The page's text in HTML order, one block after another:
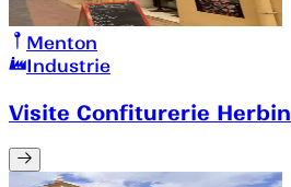
Menton
Industrie
Visite Confiturerie Herbin